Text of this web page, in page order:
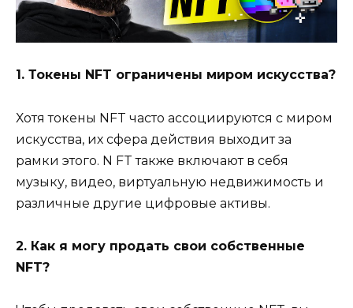
1. Токены NFT ограничены миром искусства?
Хотя токены NFT часто ассоциируются с миром
искусства, их сфера действия выходит за
рамки этого. N FT также включают в себя
музыку, видео, виртуальную недвижимость и
различные другие цифровые активы.
2. Как я могу продать свои собственные
NFT?